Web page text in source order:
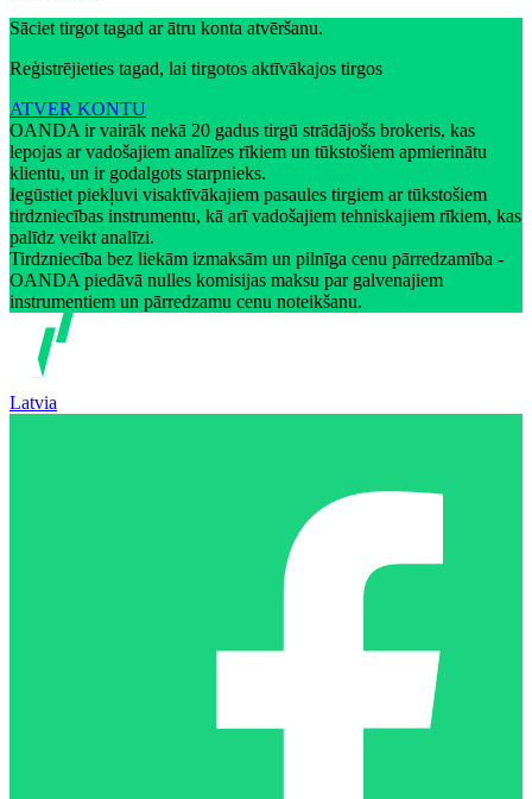
Sāciet tirgot tagad ar ātru konta atvēršanu.
Reģistrējieties tagad, lai tirgotos aktīvākajos tirgos
ATVER KONTU
OANDA ir vairāk nekā 20 gadus tirgū strādājošs brokeris, kas
lepojas ar vadošajiem analīzes rīkiem un tūkstošiem apmierinātu
klientu, un ir godalgots starpnieks.
Iegūstiet piekļuvi visaktīvākajiem pasaules tirgiem ar tūkstošiem
tirdzniecības instrumentu, kā arī vadošajiem tehniskajiem rīkiem, kas
palīdz veikt analīzi.
Tirdzniecība bez liekām izmaksām un pilnīga cenu pārredzamība -
OANDA piedāvā nulles komisijas maksu par galvenajiem
instrumentiem un pārredzamu cenu noteikšanu.
Latvia